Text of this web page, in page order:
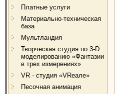
Платные услуги
Материально-техническая
база
Мультландия
Творческая студия по 3-D
моделированию «Фантазии
в трех измерениях»
VR - студия «VRеале»
Песочная анимация